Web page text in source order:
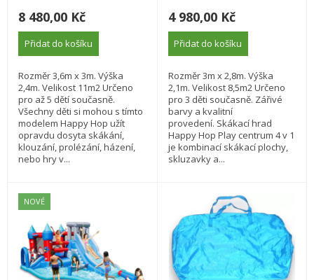
8 480,00 Kč
Přidat do košíku
Rozměr 3,6m x 3m. Výška
2,4m. Velikost 11m2 Určeno
pro až 5 dětí současně.
Všechny děti si mohou s tímto
modelem Happy Hop užít
opravdu dosyta skákání,
klouzání, prolézání, házení,
nebo hry v...
4 980,00 Kč
Přidat do košíku
Rozměr 3m x 2,8m. Výška
2,1m. Velikost 8,5m2 Určeno
pro 3 děti současně. Zářivé
barvy a kvalitní
provedení. Skákací hrad
Happy Hop Play centrum 4 v 1
je kombinací skákací plochy,
skluzavky a...
NOVÉ